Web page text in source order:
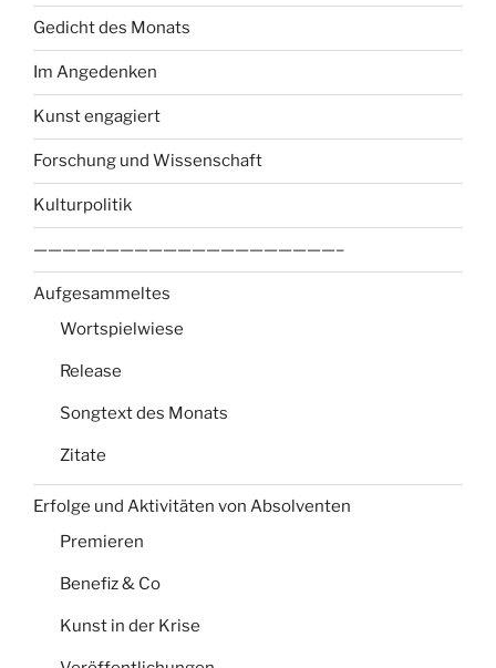
Gedicht des Monats
Im Angedenken
Kunst engagiert
Forschung und Wissenschaft
Kulturpolitik
—————————————————————–
Aufgesammeltes
Wortspielwiese
Release
Songtext des Monats
Zitate
Erfolge und Aktivitäten von Absolventen
Premieren
Benefiz & Co
Kunst in der Krise